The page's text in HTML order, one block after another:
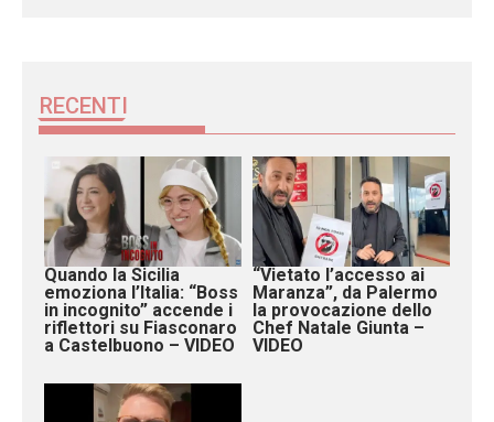
RECENTI
Quando la Sicilia
emoziona l’Italia: “Boss
in incognito” accende i
riflettori su Fiasconaro
a Castelbuono – VIDEO
“Vietato l’accesso ai
Maranza”, da Palermo
la provocazione dello
Chef Natale Giunta –
VIDEO